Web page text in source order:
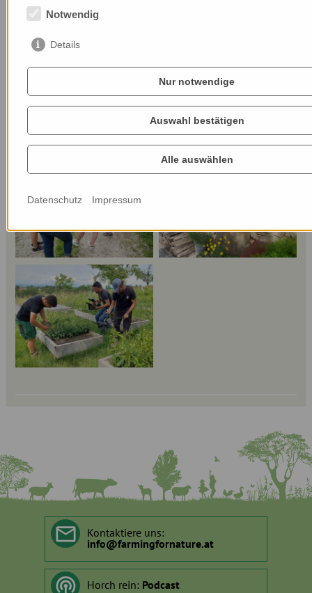
Noch weitere Fragen zur Nominierung?
Schreib uns einfach eine E-Mail mit deiner Frage
aninfo@farmingfornature.at.
Kontaktiere uns:
info@farmingfornature.at
Horch rein: Podcast
Notwendig
Details
Nur notwendige
Auswahl bestätigen
Alle auswählen
Datenschutz Impressum